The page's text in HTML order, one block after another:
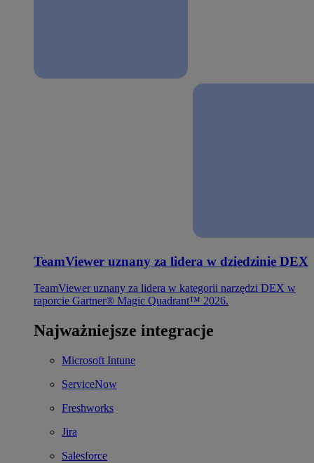
TeamViewer uznany za lidera w dziedzinie DEX
TeamViewer uznany za lidera w kategorii narzędzi DEX w
raporcie Gartner® Magic Quadrant™ 2026.
Najważniejsze integracje
Microsoft Intune
ServiceNow
Freshworks
Jira
Salesforce